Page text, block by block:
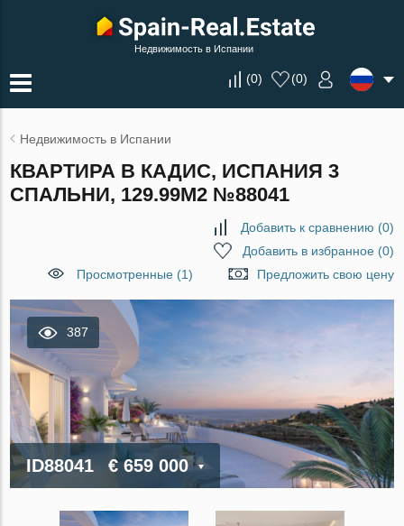
Недвижимость в Испании
(0) (0)
Недвижимость в Испании
КВАРТИРА В КАДИС, ИСПАНИЯ 3
СПАЛЬНИ, 129.99М2 №88041
Добавить к сравнению (0)
Добавить в избранное(0)
Просмотренные (1)
Предложить свою цену
387
ID88041 € 659 000